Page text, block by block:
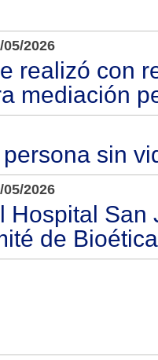
05/2026
realizó con
mediación
sin
05/2026
Hospital San
de Bioética